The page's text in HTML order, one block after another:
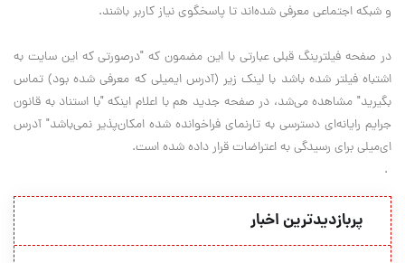
و شبكه اجتماعي معرفي شده‌اند تا پاسخگوي نياز كاربر باشند.
در صفحه فيلترينگ قبلي عبارتي با اين مضمون كه "درصورتي كه اين سايت به
اشتباه فيلتر شده باشد با لينك زير (آدرس ايميلي كه معرفي شده بود) تماس
بگيريد" مشاهده مي‌شد، در صفحه جديد هم با اعلام اينكه "با استناد به قانون
جرايم رايانه‌اي دسترسي به تارنماي فراخوانده شده امكان‌پذير نمي‌باشد" آدرس
اي‌ميلي براي رسيدگي به اعتراضات قرار داده شده است.
.
پربازدیدترین اخبار